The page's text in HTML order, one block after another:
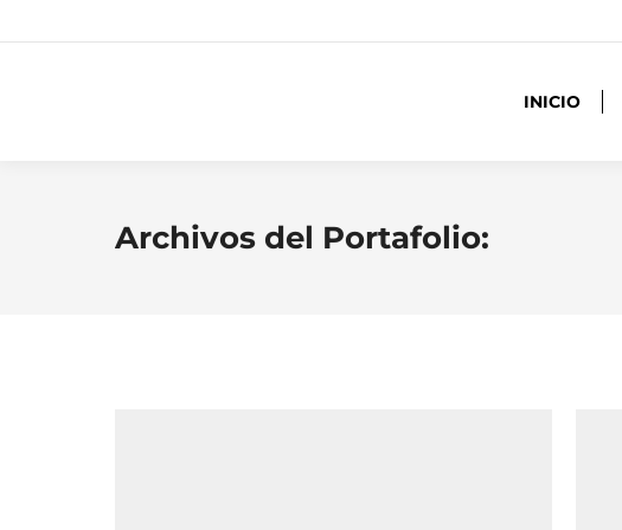
INICIO
Archivos del Portafolio: